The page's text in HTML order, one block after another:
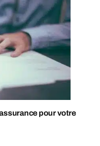
pour votre